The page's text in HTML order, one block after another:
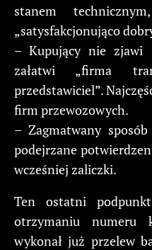
stanem
„satysfakcjonująco
– Kupujący nie zjawi
załatwi „firma
przedstawiciel”.
firm przewozowych.
– Zagmatwany
podejrzane
wcześniej zaliczki.
Ten ostatni
otrzymaniu numeru
wykonał już przelew